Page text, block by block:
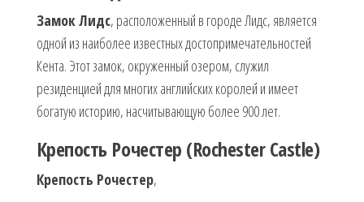
Замок Лидс, расположенный в городе Лидс, является
одной из наиболее известных достопримечательностей
Кента. Этот замок, окруженный озером, служил
резиденцией для многих английских королей и имеет
богатую историю, насчитывающую более 900 лет.
Крепость Рочестер (Rochester Castle)
Крепость Рочестер,